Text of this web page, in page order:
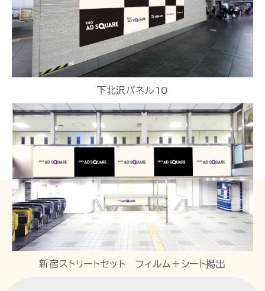
下北沢パネル10
新宿ストリートセット フィルム＋シート掲出